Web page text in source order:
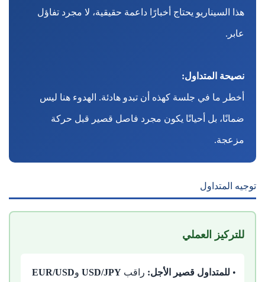
هذا السيناريو يحتاج أخبارًا داعمة حقيقية، لا مجرد تفاؤل
عابر.
نصيحة المتداول:
أخطر ما في جلسة كهذه أن تبدو هادئة. الهدوء هنا ليس
ضمانًا، بل أحيانًا يكون مجرد فاصل قصير قبل حركة
مزعجة.
توجيه المتداول
للتركيز العملي
• للمتداول قصير الأجل: راقب USD/JPY وEUR/USD